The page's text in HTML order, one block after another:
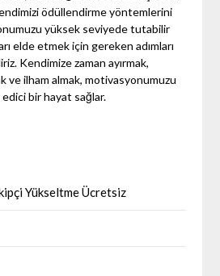
ödüllendirme yöntemlerini
yüksek seviyede tutabilir
elde etmek için gereken adımları
Kendimize zaman ayırmak,
ve ilham almak, motivasyonumuzu
bir hayat sağlar.
Yükseltme Ücretsiz